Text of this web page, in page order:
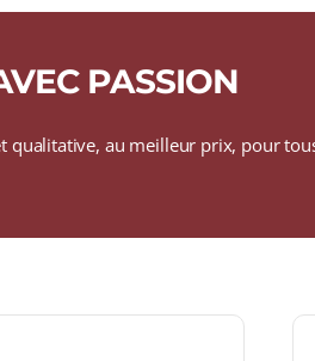
PASSION
qualitative, au meilleur prix, pour